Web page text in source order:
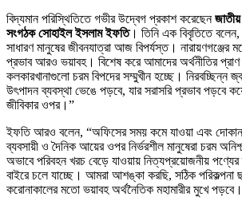
বিদ্যমান পরিস্থিতিতে গভীর উদ্বেগ প্রকাশ করেছেন
সংগঠক সোহাইল ইসলাম ইফতি। তিনি এক বিবৃতিতে বলেন,
সাধারণ মানুষের জীবনযাত্রা আজ বিপর্যস্ত। নারায়ণগঞ্জের
প্রভাব আরও ভয়াবহ। বিশেষ করে আমাদের অর্থনীতির প্রাণ
কলকারখানাগুলো চরম বিপদের সম্মুখীন হচ্ছে। নিরবচ্ছিন্ন
উৎপাদন ব্যবস্থা ভেঙে পড়বে, যার সরাসরি প্রভাব পড়বে
জীবিকার ওপর।”
ইফতি আরও বলেন, “অফিসের সময় কমে যাওয়া এবং
ব্যবসায়ী ও দৈনিক আয়ের ওপর নির্ভরশীল মানুষেরা চরম
অভাবে পরিবহন খরচ বেড়ে যাওয়ায় নিত্যপ্রয়োজনীয় পণ্যের
বাইরে চলে যাচ্ছে। আমরা আশঙ্কা করছি, সঠিক পরিকল্পনা
করোনাকালের মতো ভয়াবহ অর্থনৈতিক মহামারীর মুখে